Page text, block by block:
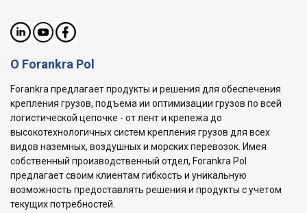
О Forankra Pol
Forankra предлагает продукты и решения для обеспечения
крепления грузов, подъема ии оптимизации грузов по всей
логистической цепочке - от лент и крепежа до
высокотехнологичных систем крепления грузов для всех
видов наземных, воздушных и морских перевозок. Имея
собственный производственный отдел, Forankra Pol
предлагает своим клиентам гибкость и уникальную
возможность предоставлять решения и продукты с учетом
текущих потребностей.